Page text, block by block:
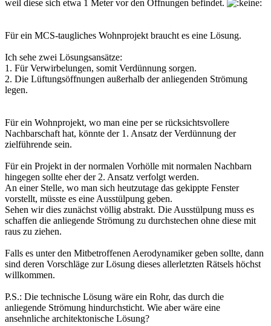
weil diese sich etwa 1 Meter vor den Öffnungen befindet.
Für ein MCS-taugliches Wohnprojekt braucht es eine Lösung.
Ich sehe zwei Lösungsansätze:
1. Für Verwirbelungen, somit Verdünnung sorgen.
2. Die Lüftungsöffnungen außerhalb der anliegenden Strömung
legen.
Für ein Wohnprojekt, wo man eine per se rücksichtsvollere
Nachbarschaft hat, könnte der 1. Ansatz der Verdünnung der
zielführende sein.
Für ein Projekt in der normalen Vorhölle mit normalen Nachbarn
hingegen sollte eher der 2. Ansatz verfolgt werden.
An einer Stelle, wo man sich heutzutage das gekippte Fenster
vorstellt, müsste es eine Ausstülpung geben.
Sehen wir dies zunächst völlig abstrakt. Die Ausstülpung muss es
schaffen die anliegende Strömung zu durchstechen ohne diese mit
raus zu ziehen.
Falls es unter den Mitbetroffenen Aerodynamiker geben sollte, dann
sind deren Vorschläge zur Lösung dieses allerletzten Rätsels höchst
willkommen.
P.S.: Die technische Lösung wäre ein Rohr, das durch die
anliegende Strömung hindurchsticht. Wie aber wäre eine
ansehnliche architektonische Lösung?